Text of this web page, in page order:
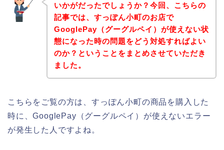
いかがだったでしょうか？今回、こちらの
記事では、すっぽん小町のお店で
GooglePay（グーグルペイ）が使えない状
態になった時の問題をどう対処すればよい
のか？ということをまとめさせていただき
ました。
こちらをご覧の方は、すっぽん小町の商品を購入した
時に、GooglePay（グーグルペイ）が使えないエラー
が発生した人ですよね。